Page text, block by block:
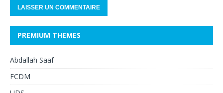
PREMIUM THEMES
Abdallah Saaf
FCDM